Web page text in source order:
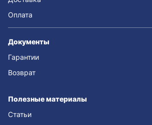
Оплата
Документы
Гарантии
Возврат
Полезные материалы
Статьи